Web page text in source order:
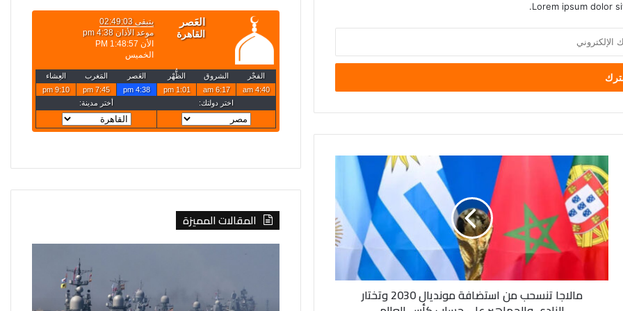
Lorem ipsum dolor
مالاجا
تنسحب
من
استضافة
مونديال
2030
وتختار
والجماهير
مالاجا تنسحب من استضافة مونديال 2030 وتختار
المقالات المميزة
تعلن
قصف
4
سفن